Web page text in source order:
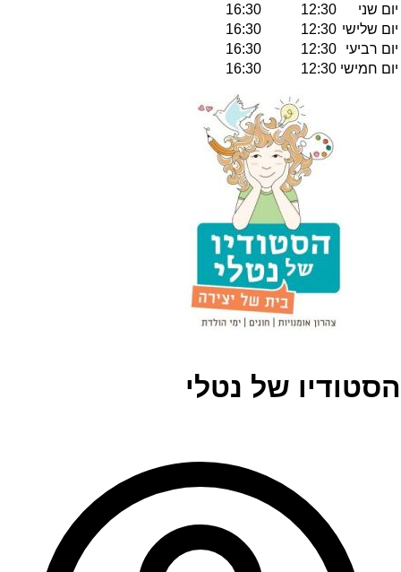
יום שני
12:30
16:30
יום שלישי 12:30
16:30
יום רביעי
12:30
16:30
יום חמישי 12:30
16:30
הסטודיו של נטלי